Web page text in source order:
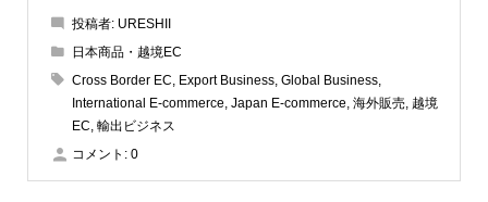
投稿者: URESHII
日本商品・越境EC
Cross Border EC, Export Business, Global Business,
International E-commerce, Japan E-commerce, 海外販売, 越境
EC, 輸出ビジネス
コメント: 0